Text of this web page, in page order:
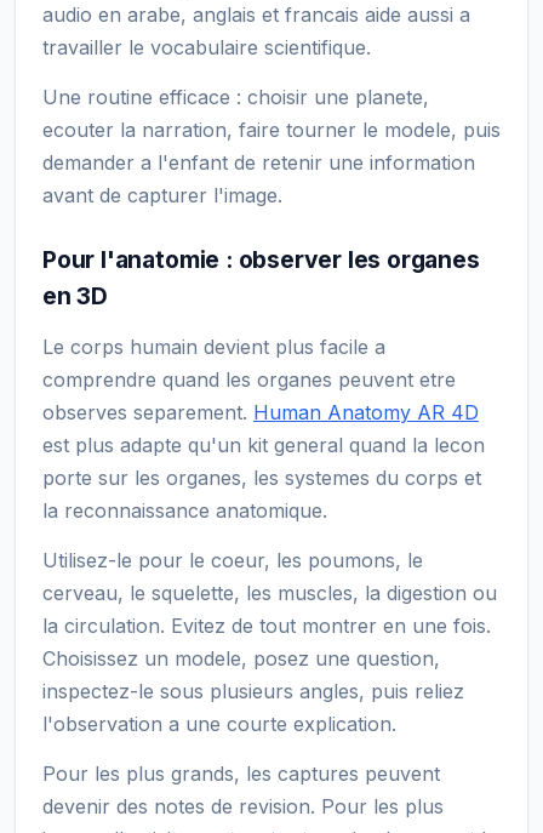
audio en arabe, anglais et francais aide aussi a
travailler le vocabulaire scientifique.
Une routine efficace : choisir une planete,
ecouter la narration, faire tourner le modele, puis
demander a l'enfant de retenir une information
avant de capturer l'image.
Pour l'anatomie : observer les organes
en 3D
Le corps humain devient plus facile a
comprendre quand les organes peuvent etre
observes separement. Human Anatomy AR 4D
est plus adapte qu'un kit general quand la lecon
porte sur les organes, les systemes du corps et
la reconnaissance anatomique.
Utilisez-le pour le coeur, les poumons, le
cerveau, le squelette, les muscles, la digestion ou
la circulation. Evitez de tout montrer en une fois.
Choisissez un modele, posez une question,
inspectez-le sous plusieurs angles, puis reliez
l'observation a une courte explication.
Pour les plus grands, les captures peuvent
devenir des notes de revision. Pour les plus